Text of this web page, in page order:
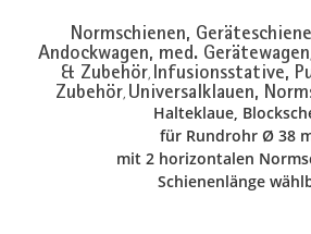
Normschienen,
Andockwagen, med. Gerätewagen
& Zubehör, Infusionsstative,
Zubehör, Universalklauen,
Halteklaue,
für Rundrohr Ø 38
mit 2 horizontalen
Schienenlänge